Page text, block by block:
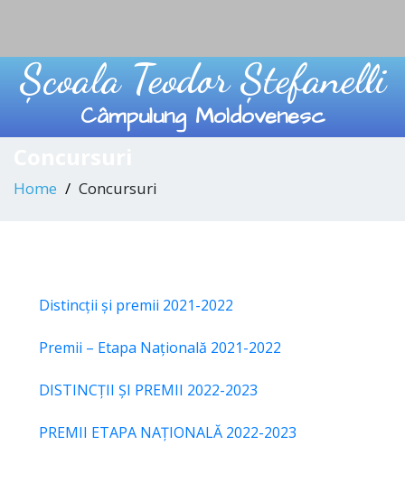
Școala Teodor Ștefanelli
Câmpulung Moldovenesc
Home Concursuri
Distincții și premii 2021-2022
Premii – Etapa Națională 2021-2022
DISTINCȚII ȘI PREMII 2022-2023
PREMII ETAPA NAȚIONALĂ 2022-2023